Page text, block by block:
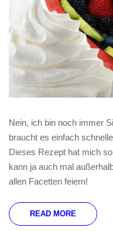
Nein, ich bin noch immer
braucht es einfach
Dieses Rezept hat mich
kann ja auch mal
allen Facetten feiern!
READ MORE